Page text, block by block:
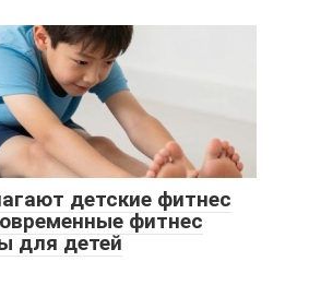
детские фитнес
фитнес
для детей